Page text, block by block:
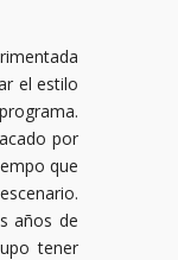
el estilo
por
que
años de
tener